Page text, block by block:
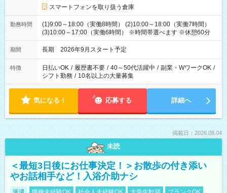
スマートフォンを取り扱う倉庫
勤務時間
(1)9:00～18:00（実働8時間） (2)10:00～18:00（実働7時間）
(3)10:00～17:00（実働6時間） ※時間帯選べます ※休憩60分
期間 長期 2026年9月スタート予定
特徴 日払いOK / 履歴書不要 / 40～50代活躍中 / 副業・WワークOK /
シフト勤務 / 10名以上の大量募集
気になる！ 応募する 詳細へ
掲載日：2026.08.04
未読
＜最短3日後にお仕事決定！＞お散歩の付き添い
やお話相手など！入浴介助ナシ